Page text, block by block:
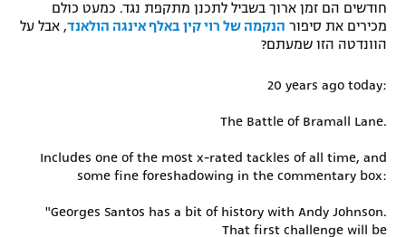
תגיות
חודשים הם זמן ארוך בשביל לתכנן מתקפת נגד. כמעט כולם
מכירים את סיפור הנקמה של רוי קין באלף אינגה הולאנד, אבל על
הוונדטה הזו שמעתם?
20 years ago today:
The Battle of Bramall Lane.
Includes one of the most x-rated tackles of all time, and
some fine foreshadowing in the commentary box:
"Georges Santos has a bit of history with Andy Johnson.
That first challenge will be